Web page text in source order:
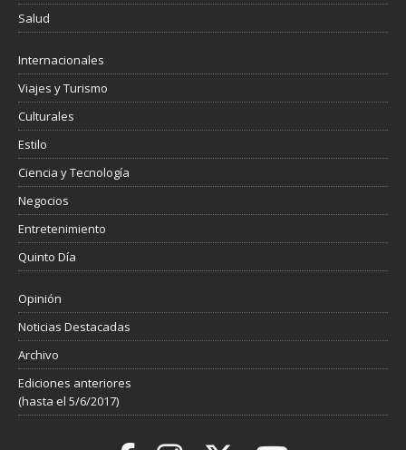
Salud
Internacionales
Viajes y Turismo
Culturales
Estilo
Ciencia y Tecnología
Negocios
Entretenimiento
Quinto Día
Opinión
Noticias Destacadas
Archivo
Ediciones anteriores
(hasta el 5/6/2017)